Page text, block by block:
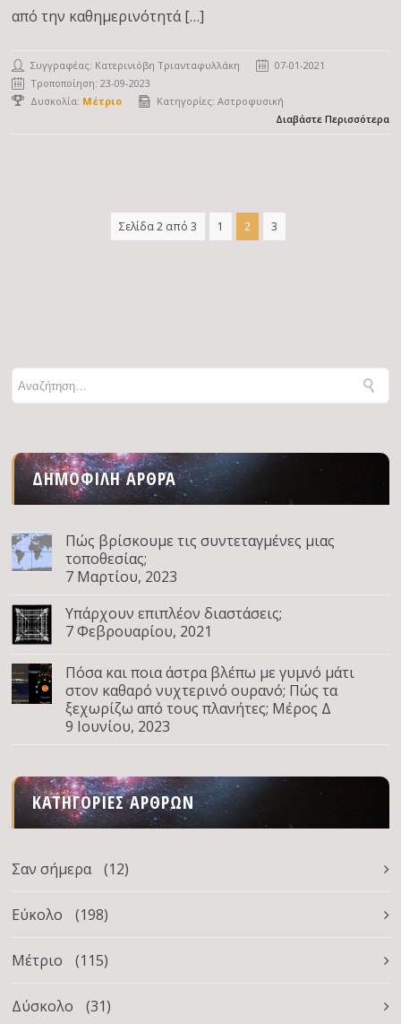
από την καθημερινότητά […]
Συγγραφέας: Κατερινιόβη Τριανταφυλλάκη
07-01-2021
Τροποποίηση: 23-09-2023
Δυσκολία: Μέτριο Κατηγορίες:Αστροφυσική
Διαβάστε Περισσότερα
Σελίδα 2 από 3 1 2 3
ΔΗΜΟΦΙΛΉ ΆΡΘΡΑ
Πώς βρίσκουμε τις συντεταγμένες μιας
τοποθεσίας;
7 Μαρτίου, 2023
Υπάρχουν επιπλέον διαστάσεις;
7 Φεβρουαρίου, 2021
Πόσα και ποια άστρα βλέπω με γυμνό μάτι
στον καθαρό νυχτερινό ουρανό; Πώς τα
ξεχωρίζω από τους πλανήτες; Μέρος Δ
9 Ιουνίου, 2023
ΚΑΤΗΓΟΡΊΕΣ ΆΡΘΡΩΝ
Σαν σήμερα (12)
Εύκολο (198)
Μέτριο (115)
Δύσκολο (31)